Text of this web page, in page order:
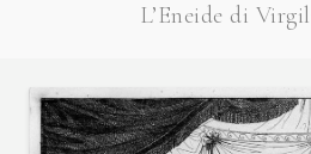
L’Eneide di